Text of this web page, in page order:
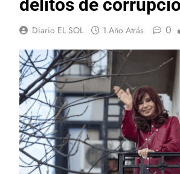
delitos de
Diario EL SOL 1 Año Atrás 0